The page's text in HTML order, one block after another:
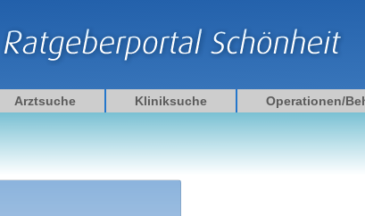
Arztsuche Kliniksuche Operationen/